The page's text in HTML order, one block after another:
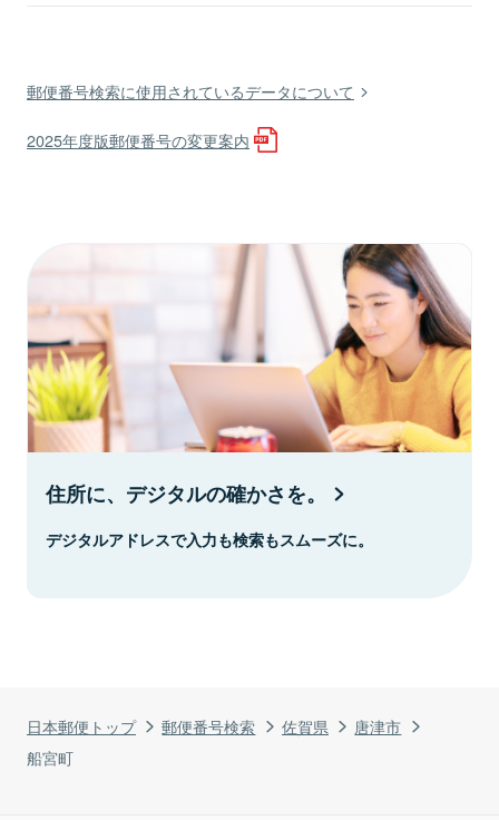
日本郵便トップ 郵便番号検索 佐賀県
唐津市
船宮町
郵便番号検索に使用されているデータについて
2025年度版郵便番号の変更案内
住所に、デジタルの確かさを。
デジタルアドレスで入力も検索もスムーズに。